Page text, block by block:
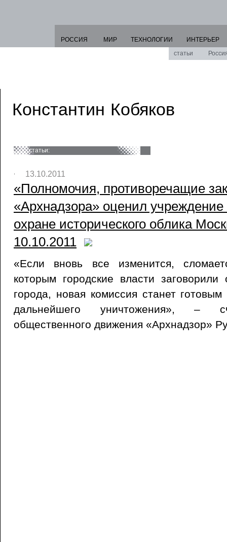
РОССИЯ МИР ТЕХНОЛОГИИ
ИНТЕРЬЕР
статьи
Константин Кобяков
статьи:
13.10.2011
«Полномочия, противоречащие
«Архнадзора» оценил
охране исторического облика
10.10.2011
«Если вновь все изменится,
которым городские власти заговорили
города, новая комиссия станет
дальнейшего уничтожения», –
общественного движения «Архнадзор»